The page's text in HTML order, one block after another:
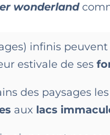
wonderland
infinis peuvent
estivale de ses
des paysages
aux lacs